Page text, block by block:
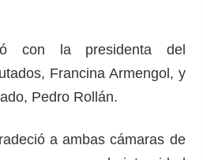
con la presidenta del
Francina Armengol, y
Pedro Rollán.
a ambas cámaras de